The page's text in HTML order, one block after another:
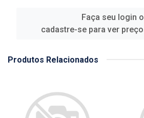
Faça seu login
cadastre-se para ver
Produtos Relacionados